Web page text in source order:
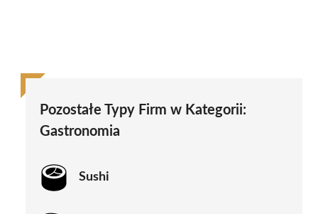
Pozostałe Typy Firm w Kategorii:
Gastronomia
Sushi